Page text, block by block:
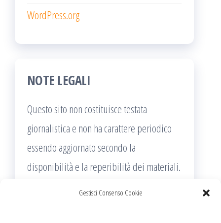
Gestisci Consenso Cookie
WordPress.org
NOTE LEGALI
Questo sito non costituisce testata
giornalistica e non ha carattere periodico
essendo aggiornato secondo la
disponibilità e la reperibilità dei materiali.